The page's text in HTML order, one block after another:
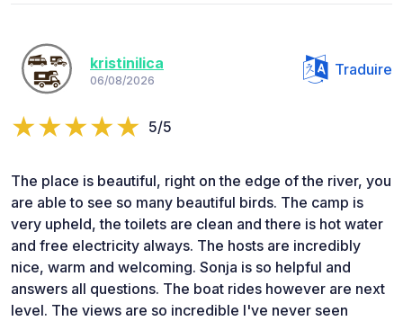
kristinilica
06/08/2026
Traduire
5/5
The place is beautiful, right on the edge of the river, you
are able to see so many beautiful birds. The camp is
very upheld, the toilets are clean and there is hot water
and free electricity always. The hosts are incredibly
nice, warm and welcoming. Sonja is so helpful and
answers all questions. The boat rides however are next
level. The views are so incredible I've never seen